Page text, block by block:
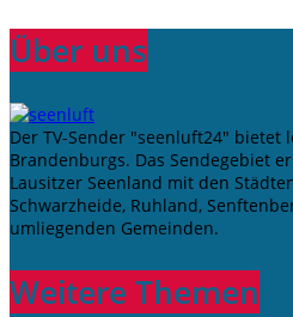
Über uns
Der TV-Sender "seenluft24" bietet
Brandenburgs. Das Sendegebiet
Lausitzer Seenland mit den
Schwarzheide, Ruhland,
umliegenden Gemeinden.
Weitere Themen